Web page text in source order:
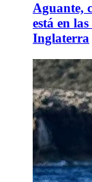
Aguante,
está en
Inglaterra